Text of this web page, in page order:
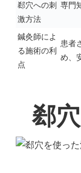
郄穴への刺
激方法
専門
鍼灸師によ
る施術の利
点
患者
め、
郄